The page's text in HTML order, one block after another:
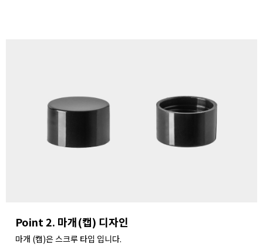
Point 2. 마개(캡) 디자인
마개 (캡)은 스크루 타입 입니다.